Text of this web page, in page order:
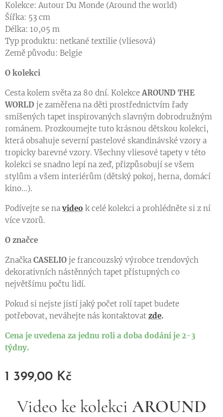
Kolekce: Autour Du Monde (Around the world)
Šířka: 53 cm
Délka: 10,05 m
Typ produktu: netkané textilie (vliesová)
Země původu: Belgie
O kolekci
Cesta kolem světa za 80 dní. KolekceAROUND THE
WORLD je zaměřena na děti prostřednictvím řady
smíšených tapet inspirovaných slavným dobrodružným
románem. Prozkoumejte tuto krásnou dětskou kolekci,
která obsahuje severní pastelové skandinávské vzory a
tropicky barevné vzory. Všechny vliesové tapety v této
kolekci se snadno lepí na zeď, přizpůsobují se všem
stylům a všem interiérům (dětský pokoj, herna, domácí
kino...).
Podívejte se na video k celé kolekci a prohlédněte si z ní
více vzorů.
O značce
Značka CASELIO je francouzský výrobce trendových
dekorativních nástěnných tapet přístupných co
největšímu počtu lidí.
Pokud si nejste jistí jaký počet rolí tapet budete
potřebovat, neváhejte nás kontaktovat zde.
Cena je uvedena za jednu roli a doba dodání je 2-3
týdny.
1 399,00 Kč
Video ke kolekci AROUND